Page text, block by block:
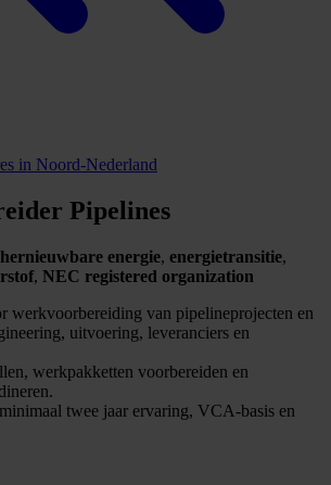
in Noord-Nederland
Pipelines
hernieuwbare energie, energietransitie,
, NEC registered organization
werkvoorbereiding van pipelineprojecten en
uitvoering, leveranciers en
werkpakketten voorbereiden en
twee jaar ervaring, VCA-basis en